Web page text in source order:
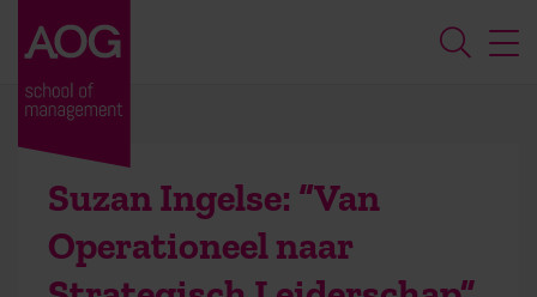
Suzan Ingelse: “Van
Operationeel naar